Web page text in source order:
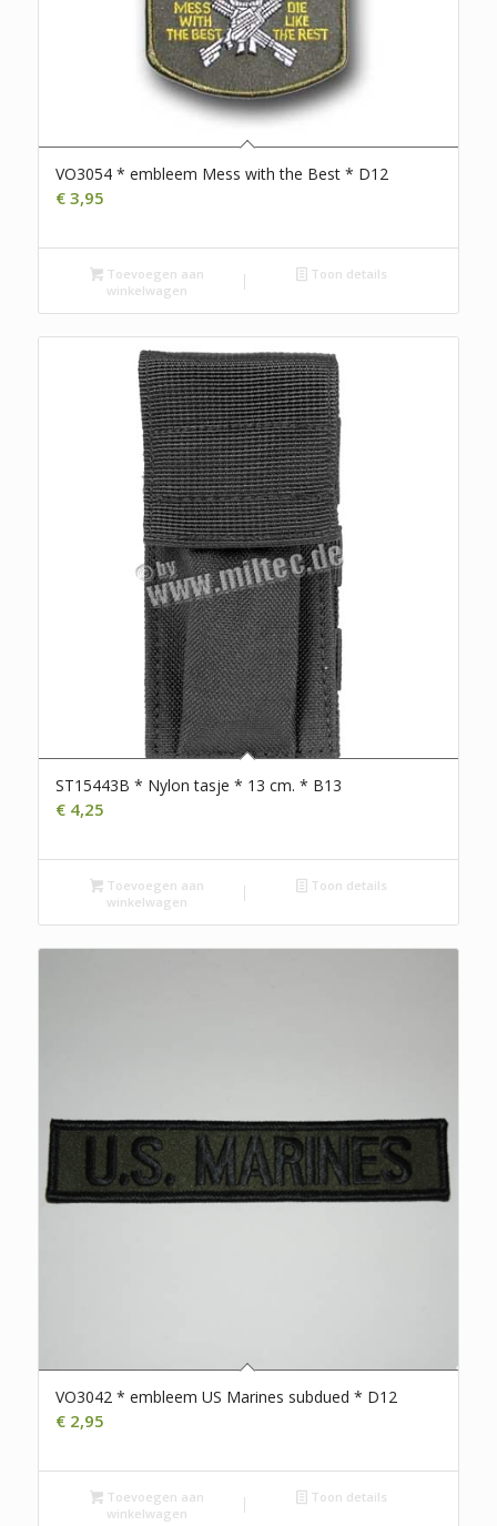
VO3054 * embleem Mess with the Best * D12
€3,95
Toevoegen aan
winkelwagen
Toon details
ST15443B * Nylon tasje * 13 cm. * B13
€4,25
Toevoegen aan
winkelwagen
Toon details
VO3042 * embleem US Marines subdued * D12
€2,95
Toevoegen aan
winkelwagen
Toon details